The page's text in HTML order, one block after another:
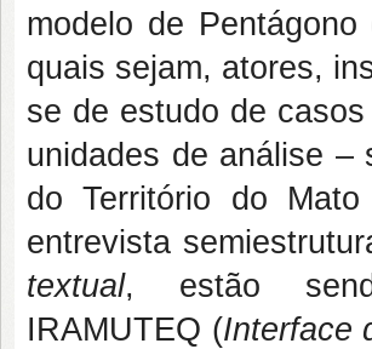
modelo de
quais sejam, atores,
se de estudo de
unidades de análise –
do Território do
entrevista
textual, estão
IRAMUTEQ (Interface